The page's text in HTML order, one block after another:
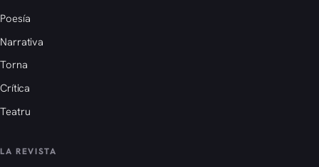
Poesía
Narrativa
Torna
Crítica
Teatru
LA REVISTA